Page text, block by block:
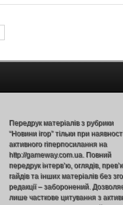
Передрук матеріалів з рубрики
“Новини ігор” тільки при
активного гіперпосилання на
http://gameway.com.ua. Повний
передрук інтерв’ю, оглядів,
гайдів та інших матеріалів без
редакції – заборонений.
лише часткове цитування з